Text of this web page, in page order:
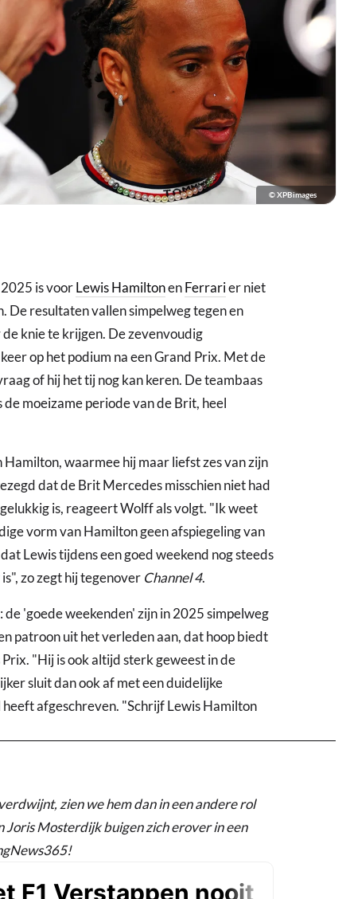
© XPBimages
is voorLewis HamiltonenFerrarier niet
De resultaten vallen simpelweg tegen en
knie te krijgen. De zevenvoudig
op het podium na een Grand Prix. Met de
of hij het tij nog kan keren. De teambaas
de moeizame periode van de Brit, heel
waarmee hij maar liefst zes van zijn
dat de Brit Mercedes misschien niet had
is, reageert Wolff als volgt. "Ik weet
vorm van Hamilton geen afspiegeling van
Lewis tijdens een goed weekend nog steeds
zo zegt hij tegenover Channel 4.
'goede weekenden' zijn in 2025 simpelweg
patroon uit het verleden aan, dat hoop biedt
"Hij is ook altijd sterk geweest in de
sluit dan ook af met een duidelijke
afgeschreven. "Schrijf Lewis Hamilton
zien we hem dan in een andere rol
Joris Mosterdijk buigen zich erover in een